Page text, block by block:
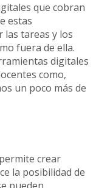
que cobran
estas
tareas y los
fuera de ella.
digitales
como,
un poco más de
crear
la posibilidad de